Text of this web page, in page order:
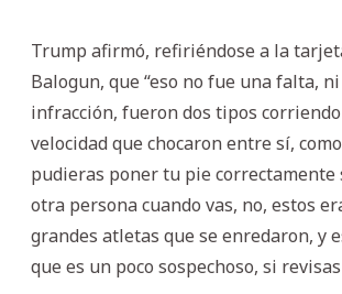
Trump afirmó, refiriéndose a la
Balogun, que “eso no fue una falta,
infracción, fueron dos tipos
velocidad que chocaron entre sí,
pudieras poner tu pie correctamente
otra persona cuando vas, no, estos
grandes atletas que se enredaron, y
que es un poco sospechoso, si